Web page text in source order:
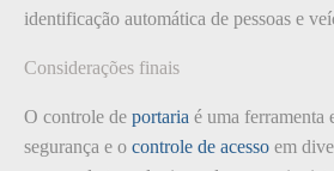
identificação automática de pessoas e
Considerações finais
O controle de portaria é uma ferramenta
segurança e o controle de acesso em